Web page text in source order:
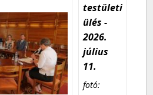
testületi
ülés -
2026.
július
11.
fotó: